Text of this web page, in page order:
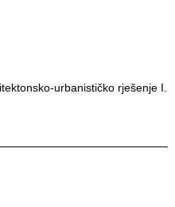
urbanističko rješenje I.